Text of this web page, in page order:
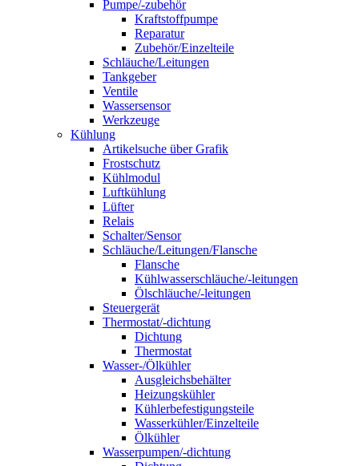
Pumpe/-zubehör
Kraftstoffpumpe
Reparatur
Zubehör/Einzelteile
Schläuche/Leitungen
Tankgeber
Ventile
Wassersensor
Werkzeuge
Kühlung
Artikelsuche über Grafik
Frostschutz
Kühlmodul
Luftkühlung
Lüfter
Relais
Schalter/Sensor
Schläuche/Leitungen/Flansche
Flansche
Kühlwasserschläuche/-leitungen
Ölschläuche/-leitungen
Steuergerät
Thermostat/-dichtung
Dichtung
Thermostat
Wasser-/Ölkühler
Ausgleichsbehälter
Heizungskühler
Kühlerbefestigungsteile
Wasserkühler/Einzelteile
Ölkühler
Wasserpumpen/-dichtung